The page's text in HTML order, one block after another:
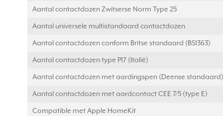
Aantal contactdozen Zwitserse Norm Type 25
Aantal universele multistandaard contactdozen
Aantal contactdozen conform Britse standaard (BS1363)
Aantal contactdozen type P17 (Italië)
Aantal contactdozen met aardingspen (Deense standaard)
Aantal contactdozen met aardcontact CEE 7/5 (type E)
Compatible met Apple HomeKit